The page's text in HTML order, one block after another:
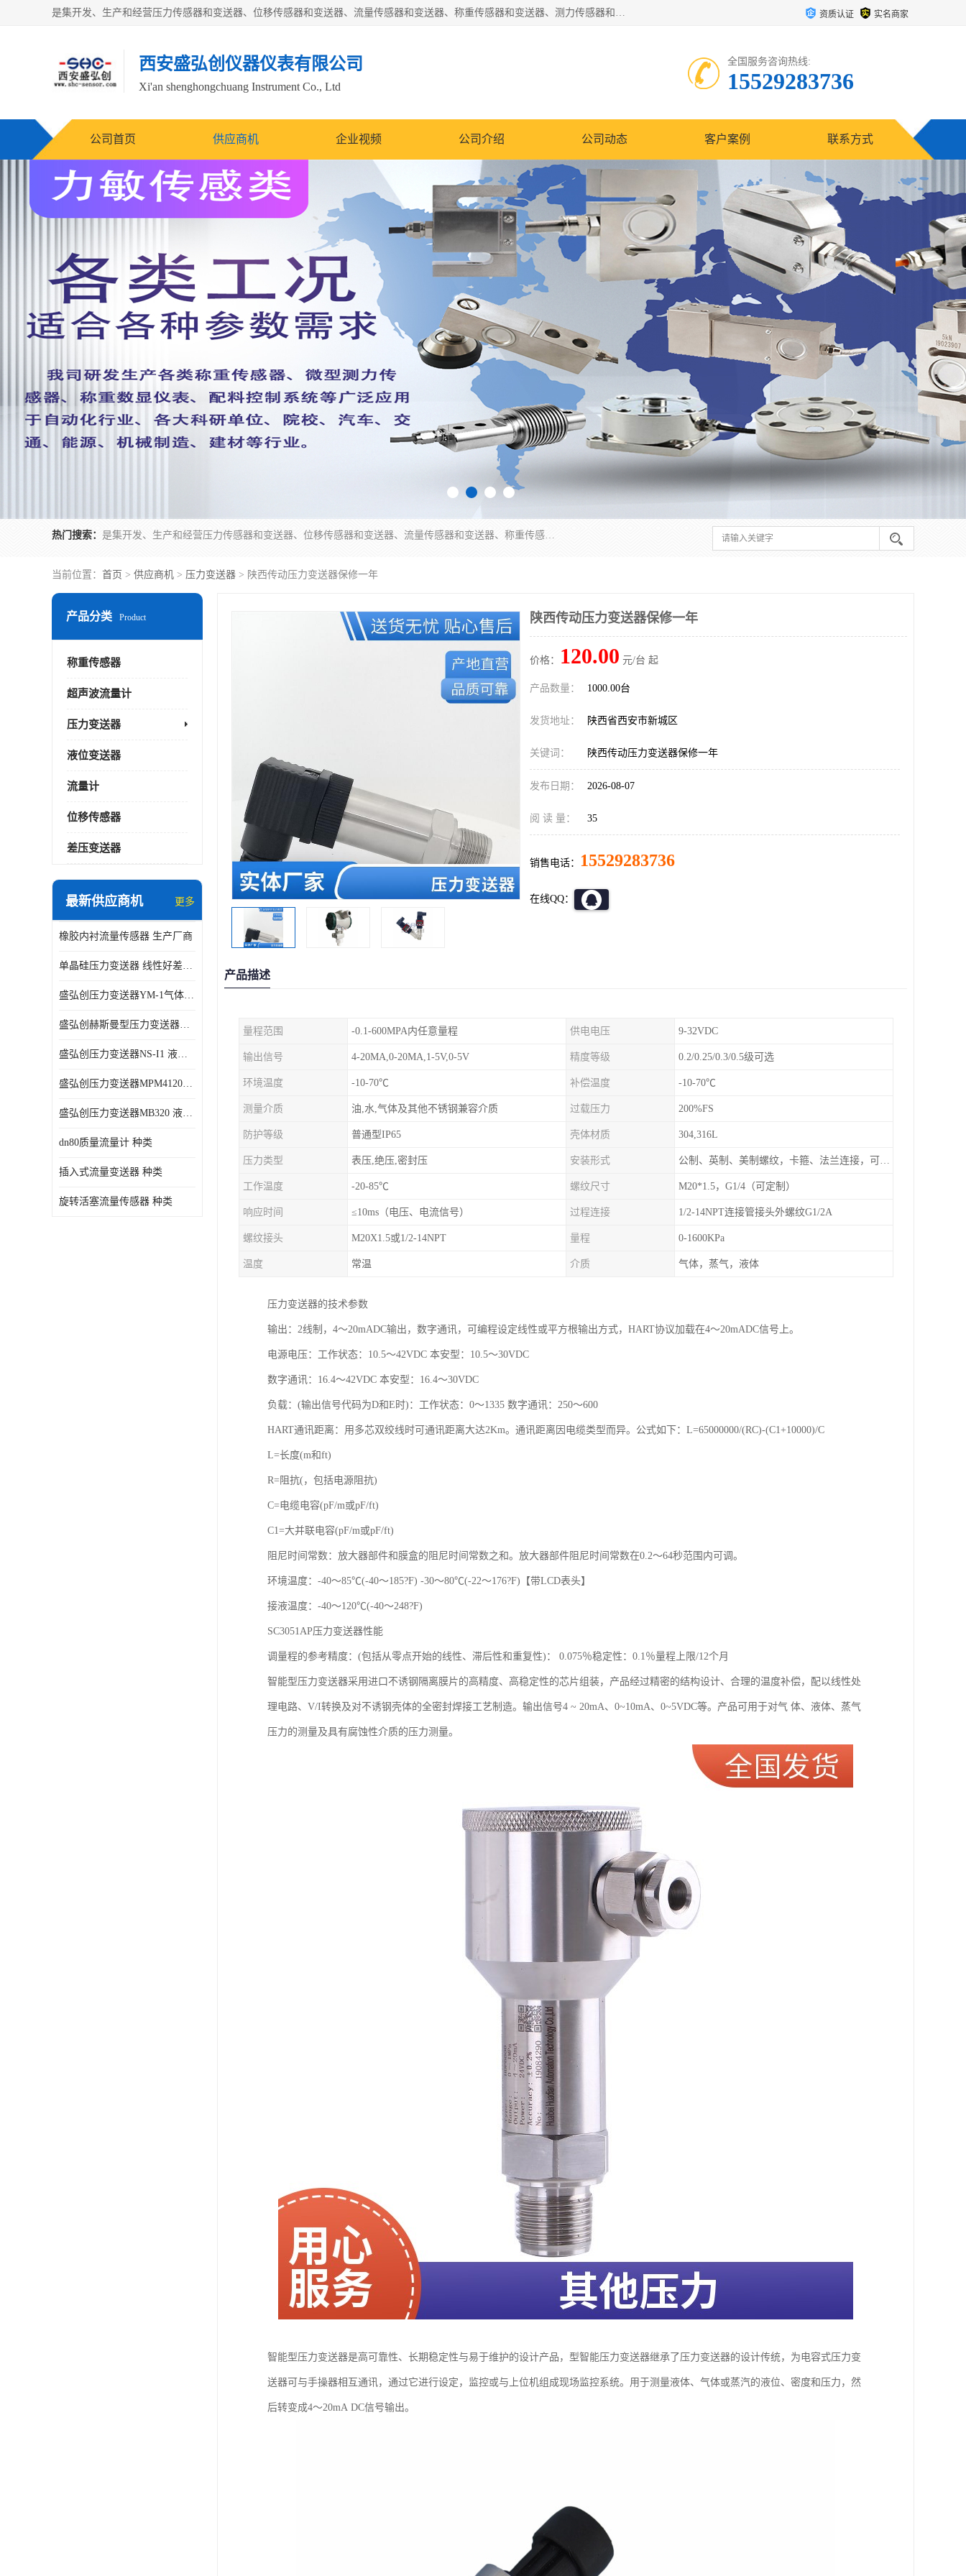
是集开发、生产和经营压力传感器和变送器、位移传感器和变送器、流量传感器和变送器、称重传感器和变送器、测力传感器和变送器、温湿度传感器和变送器、扭矩传感器、智能数显控制仪表等产品的化高新技术企业。 资质认证 实名商家
西安盛弘创仪器仪表有限公司
Xi'an shenghongchuang Instrument Co., Ltd
全国服务咨询热线:
15529283736
公司首页 供应商机 企业视频 公司介绍 公司动态 客户案例 联系方式
热门搜索： 是集开发、生产和经营压力传感器和变送器、位移传感器和变送器、流量传感器和变送器、称重传感器和变送器、测力传感器和变送器、温湿度传感器和变送器、扭矩传感器、智能数显控制仪表等产品的化高新技术企业。
当前位置： 首页 > 供应商机 > 压力变送器 > 陕西传动压力变送器保修一年
产品分类 Product
称重传感器
超声波流量计
压力变送器
液位变送器
流量计
位移传感器
差压变送器
最新供应商机 更多
橡胶内衬流量传感器 生产厂商
单晶硅压力变送器 线性好差压变送器
盛弘创压力变送器YM-1气体压力传感器负压计
盛弘创赫斯曼型压力变送器HG200 液体压力传感器负压计
盛弘创压力变送器NS-I1 液体压力传感器负压计
盛弘创压力变送器MPM4120C 液体压力传感器负压计
盛弘创压力变送器MB320 液体压力传感器负压计
dn80质量流量计 种类
插入式流量变送器 种类
旋转活塞流量传感器 种类
陕西传动压力变送器保修一年
价格： 120.00 元/台 起
产品数量： 1000.00台
发货地址： 陕西省西安市新城区
关键词： 陕西传动压力变送器保修一年
发布日期： 2026-08-07
阅 读 量： 35
销售电话： 15529283736
在线QQ：
产品描述
量程范围 -0.1-600MPA内任意量程 供电电压 9-32VDC
输出信号 4-20MA,0-20MA,1-5V,0-5V 精度等级 0.2/0.25/0.3/0.5级可选
环境温度 -10-70℃ 补偿温度 -10-70℃
测量介质 油,水,气体及其他不锈钢兼容介质 过载压力 200%FS
防护等级 普通型IP65 壳体材质 304,316L
压力类型 表压,绝压,密封压 安装形式 公制、英制、美制螺纹，卡箍、法兰连接，可定制
工作温度 -20-85℃ 螺纹尺寸 M20*1.5，G1/4（可定制）
响应时间 ≤10ms（电压、电流信号） 过程连接 1/2-14NPT连接管接头外螺纹G1/2A
螺纹接头 M20X1.5或1/2-14NPT 量程 0-1600KPa
温度 常温 介质 气体，蒸气，液体
压力变送器的技术参数
输出：2线制，4～20mADC输出，数字通讯，可编程设定线性或平方根输出方式，HART协议加载在4～20mADC信号上。
电源电压：工作状态：10.5～42VDC 本安型：10.5～30VDC
数字通讯：16.4～42VDC 本安型：16.4～30VDC
负载：(输出信号代码为D和E时)：工作状态：0～1335 数字通讯：250～600
HART通讯距离：用多芯双绞线时可通讯距离大达2Km。通讯距离因电缆类型而异。公式如下：L=65000000/(RC)-(C1+10000)/C
L=长度(m和ft)
R=阻抗(，包括电源阻抗)
C=电缆电容(pF/m或pF/ft)
C1=大并联电容(pF/m或pF/ft)
阻尼时间常数：放大器部件和膜盒的阻尼时间常数之和。放大器部件阻尼时间常数在0.2～64秒范围内可调。
环境温度：-40～85℃(-40～185?F) -30～80℃(-22～176?F)【带LCD表头】
接液温度：-40～120℃(-40～248?F)
SC3051AP压力变送器性能
调量程的参考精度：(包括从零点开始的线性、滞后性和重复性)： 0.075％稳定性：0.1％量程上限/12个月
智能型压力变送器采用进口不诱钢隔离膜片的高精度、高稳定性的芯片组装，产品经过精密的结构设计、合理的温度补偿，配以线性处
理电路、V/I转换及对不诱钢壳体的全密封焊接工艺制造。输出信号4 ~ 20mA、0~10mA、0~5VDC等。产品可用于对气 体、液体、蒸气
压力的测量及具有腐蚀性介质的压力测量。
智能型压力变送器是高可靠性、长期稳定性与易于维护的设计产品，型智能压力变送器继承了压力变送器的设计传统，为电容式压力变
送器可与手操器相互通讯，通过它进行设定，监控或与上位机组成现场监控系统。用于测量液体、气体或蒸汽的液位、密度和压力，然
后转变成4～20mA DC信号输出。